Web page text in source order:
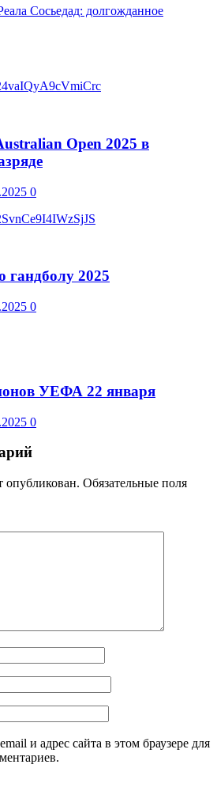
Сосьедад: долгожданное
Open 2025 в
0
гандболу 2025
0
УЕФА 22 января
0
опубликован. Обязательные поля
и адрес сайта в этом браузере для